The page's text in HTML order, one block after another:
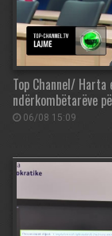
Top Channel/
ndërkombëtarëve
06/08 15:09